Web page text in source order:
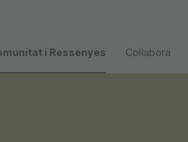
i Ressenyes Col·labora